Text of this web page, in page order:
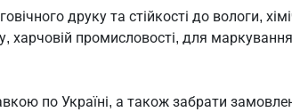
друку та стійкості до вологи,
промисловості, для
по Україні, а також забрати